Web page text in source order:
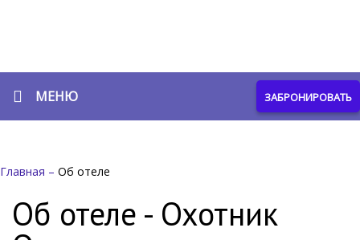
МЕНЮ ЗАБРОНИРОВАТЬ
Главная – Об отеле
Об отеле - Охотник